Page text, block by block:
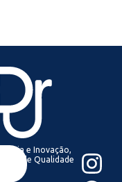
e Inovação,
de Qualidade